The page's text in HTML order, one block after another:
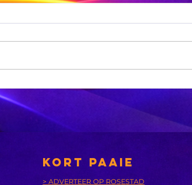
Sneeu word in
bergagtige
dele van die VS
verwag
KORT PAAIE
> ADVERTEER OP ROSESTAD